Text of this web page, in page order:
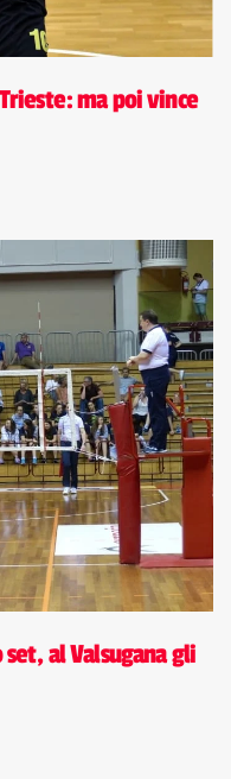
ma poi vince
al Valsugana gli